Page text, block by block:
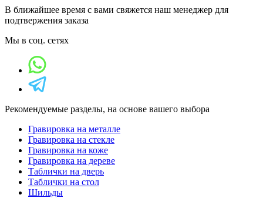
В ближайшее время с вами свяжется наш менеджер для
подтвержения заказа
Мы в соц. сетях
Рекомендуемые разделы, на основе вашего выбора
Гравировка на металле
Гравировка на стекле
Гравировка на коже
Гравировка на дереве
Таблички на дверь
Таблички на стол
Шильды